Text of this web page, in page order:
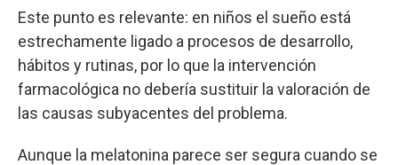
Este punto es relevante: en niños el sueño está
estrechamente ligado a procesos de desarrollo,
hábitos y rutinas, por lo que la intervención
farmacológica no debería sustituir la valoración de
las causas subyacentes del problema.
Aunque la melatonina parece ser segura cuando se